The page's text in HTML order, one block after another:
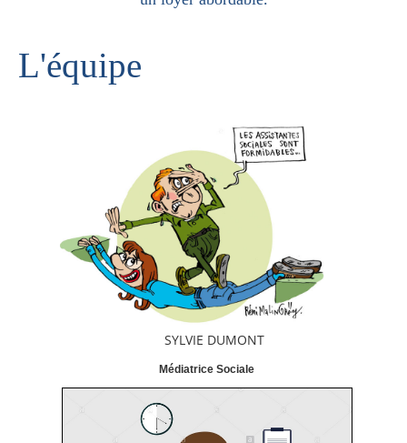
Heures d'ouverture
L'équipe
SYLVIE DUMONT
Médiatrice Sociale